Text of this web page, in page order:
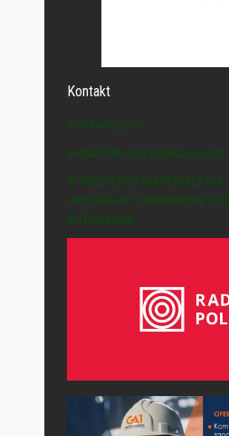
Kontakt
Polska-IE.com
e-mail: info (at) polska-ie.com
© WSZYSTKIE MATERIAŁY NA
„POLSKA-IE” CHRONIONE SĄ
AUTORSKIM.